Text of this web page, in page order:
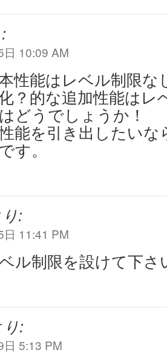
10:09 AM
性能はレベル制限な
？的な追加性能はレ
どうでしょうか！
能を引き出したいな
す。
:
11:41 PM
ル制限を設けて下さ
り:
5:13 PM